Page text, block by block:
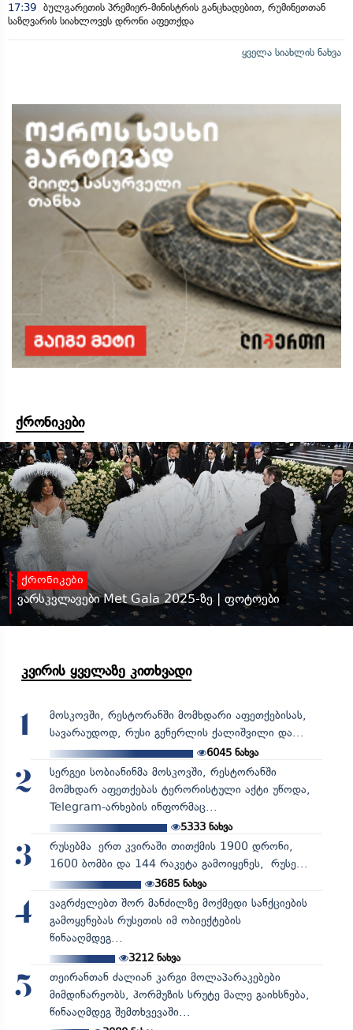
17:39 ბულგარეთის პრემიერ-მინისტრის განცხადებით, რუმინეთთან
საზღვარის სიახლოვეს დრონი აფეთქდა
ყველა სიახლის ნახვა
ქრონიკები
ქრონიკები
ვარსკვლავები Met Gala 2025-ზე | ფოტოები
კვირის ყველაზე კითხვადი
1
მოსკოვში, რესტორანში მომხდარი აფეთქებისას,
სავარაუდოდ, რუსი გენერლის ქალიშვილი და...
6045 ნახვა
2
სერგეი სობიანინმა მოსკოვში, რესტორანში
მომხდარ აფეთქებას ტერორისტული აქტი უწოდა,
Telegram-არხების ინფორმაც...
5333ნახვა
3
რუსებმა ერთ კვირაში თითქმის 1900 დრონი,
1600 ბომბი და 144 რაკეტა გამოიყენეს, რუსე...
3685ნახვა
4
ვაგრძელებთ შორ მანძილზე მოქმედი სანქციების
გამოყენებას რუსეთის იმ ობიექტების
წინააღმდეგ...
3212ნახვა
5
თეირანთან ძალიან კარგი მოლაპარაკებები
მიმდინარეობს, ჰორმუზის სრუტე მალე გაიხსნება,
წინააღმდეგ შემთხვევაში...